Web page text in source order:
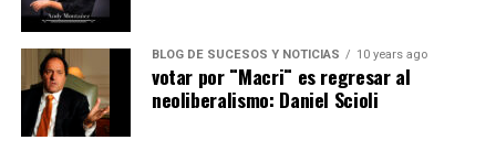
BLOG DE SUCESOS Y NOTICIAS 10 years ago
votar por ¨Macri¨ es regresar al
neoliberalismo: Daniel Scioli